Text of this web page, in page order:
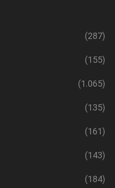
(287)
(155)
(1.065)
(135)
(161)
(143)
(184)